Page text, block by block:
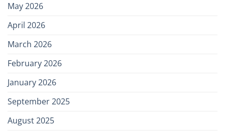
May 2026
April 2026
March 2026
February 2026
January 2026
September 2025
August 2025